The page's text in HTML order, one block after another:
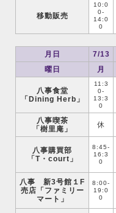
移動販売
10:0
0-
14:0
0
月日 7/13
曜日
月
八事食堂
「Dining Herb」
11:3
0-
13:3
0
八事喫茶
「樹里庵」
休
八事購買部
「T・court」
8:45-
16:3
0
八事 新3号館１F
売店「ファミリー
マート」
8:00-
19:0
0